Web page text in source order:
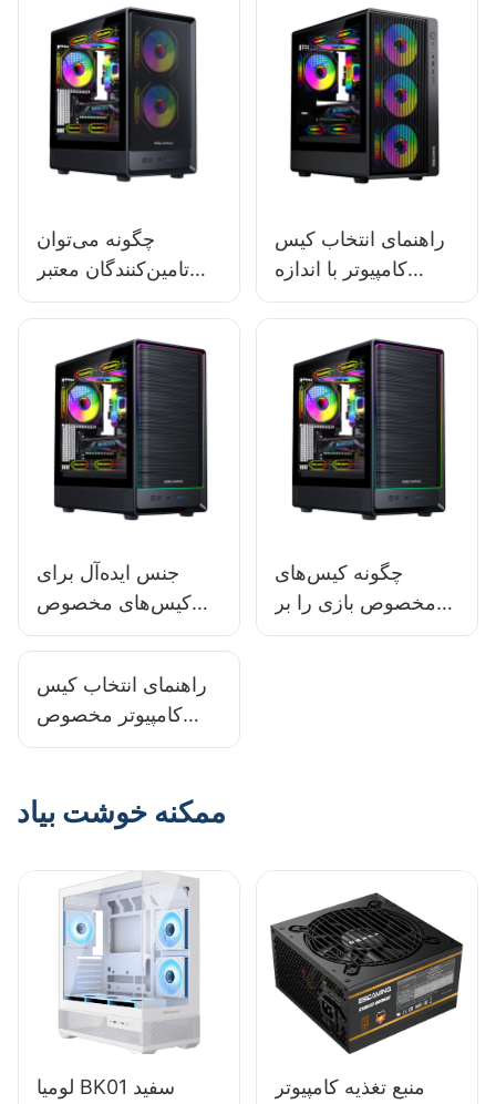
چگونه می‌توان
تامین‌کنندگان معتبر
کیس کامپیوتر
کرد؟
راهنمای انتخاب کیس
کامپیوتر با اندازه
مناسب
جنس ایده‌آل برای
کیس‌های مخصوص
بازی در محیط‌های با
چگونه کیس‌های
مخصوص بازی را بر
اساس ساختارشان
راهنمای انتخاب کیس
کامپیوتر مخصوص
بازی برای سیستم با تم
ممکنه خوشت بیاد
لومیا BK01 سفید
منبع تغذیه کامپیوتر